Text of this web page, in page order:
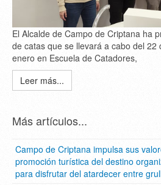
El Alcalde de Campo de Criptana ha
de catas que se llevará a cabo del 22
enero en Escuela de Catadores,
Leer más...
Más artículos...
Campo de Criptana impulsa sus
promoción turística del destino
para disfrutar del atardecer entre